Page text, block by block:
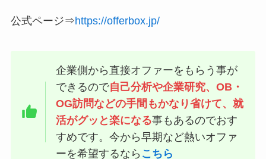
公式ページ⇒https://offerbox.jp/
企業側から直接オファーをもらう事が
できるので自己分析や企業研究、OB・
OG訪問などの手間もかなり省けて、就
活がグッと楽になる事もあるのでおす
すめです。今から早期など熱いオファ
ーを希望するなら こちら